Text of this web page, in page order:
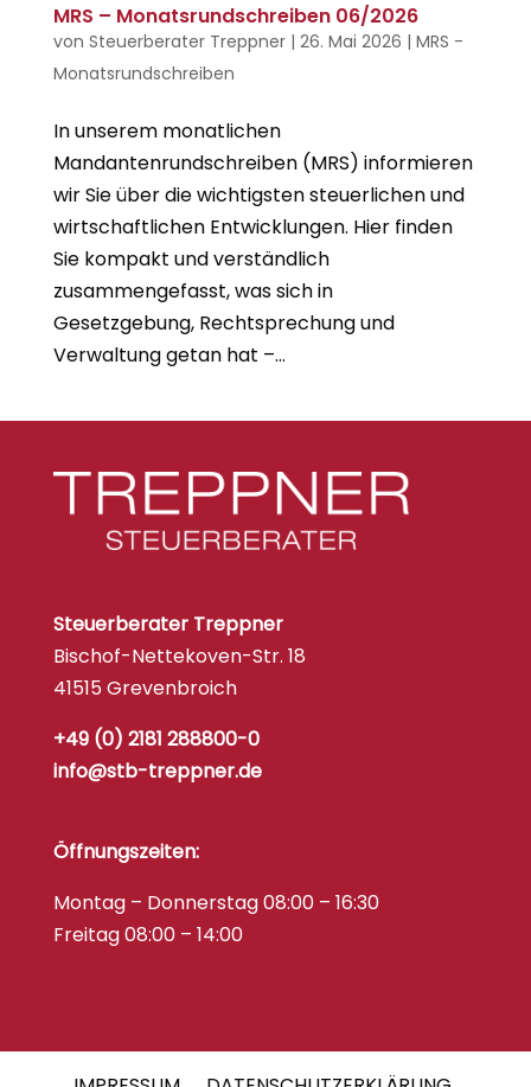
MRS – Monatsrundschreiben 06/2026
von Steuerberater Treppner| 26. Mai 2026 | MRS -
Monatsrundschreiben
In unserem monatlichen
Mandantenrundschreiben (MRS) informieren
wir Sie über die wichtigsten steuerlichen und
wirtschaftlichen Entwicklungen. Hier finden
Sie kompakt und verständlich
zusammengefasst, was sich in
Gesetzgebung, Rechtsprechung und
Verwaltung getan hat –...
Steuerberater Treppner
Bischof-Nettekoven-Str. 18
41515 Grevenbroich
+49 (0) 2181 288800-0
info@stb-treppner.de
Öffnungszeiten:
Montag – Donnerstag 08:00 – 16:30
Freitag 08:00 – 14:00